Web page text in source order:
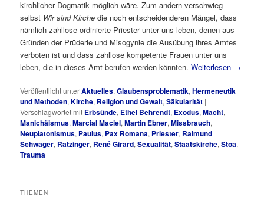
kirchlicher Dogmatik möglich wäre. Zum andern verschwieg
selbst Wir sind Kirche die noch entscheidenderen Mängel, dass
nämlich zahllose ordinierte Priester unter uns leben, denen aus
Gründen der Prüderie und Misogynie die Ausübung ihres Amtes
verboten ist und dass zahllose kompetente Frauen unter uns
leben, die in dieses Amt berufen werden könnten.Weiterlesen →
Veröffentlicht unterAktuelles,Glaubensproblematik,Hermeneutik
und Methoden,Kirche, Religion und Gewalt,Säkularität |
Verschlagwortet mit Erbsünde, Ethel Behrendt, Exodus,Macht,
Manichäismus,Marcial Maciel,Martin Ebner,Missbrauch,
Neuplatonismus, Paulus, Pax Romana, Priester, Raimund
Schwager, Ratzinger, René Girard,Sexualität,Staatskirche,Stoa,
Trauma
THEMEN